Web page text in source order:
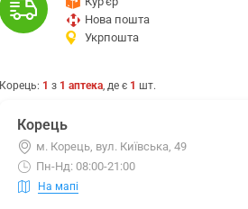
Нова пошта
Укрпошта
Корець: 1 з 1 аптека, де є 1 шт.
Корець
м. Корець, вул. Київська, 49
Пн-Нд: 08:00-21:00
На мапі